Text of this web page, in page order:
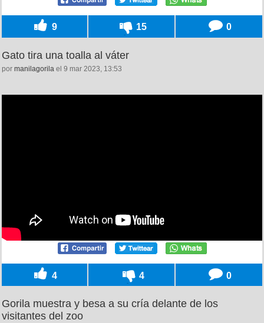
9 15 0
Gato tira una toalla al váter
por manilagorila el 9 mar 2023, 13:53
4 4 0
Gorila muestra y besa a su cría delante de los
visitantes del zoo